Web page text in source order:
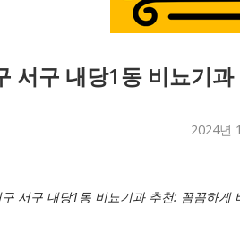
서구 내당1동 비뇨기
2024년
서구 내당1동 비뇨기과 추천: 꼼꼼하게